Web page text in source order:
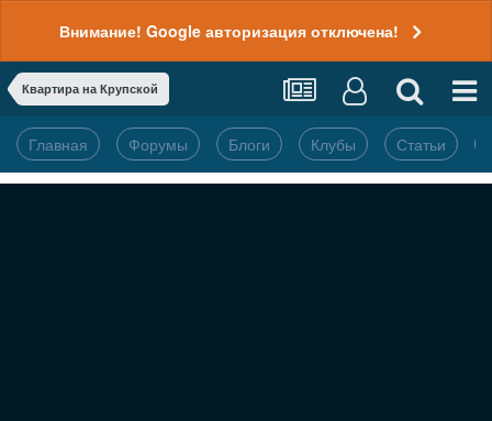
Внимание! Google авторизация отключена!
Квартира на Крупской
Главная Форумы Блоги Клубы Статьи